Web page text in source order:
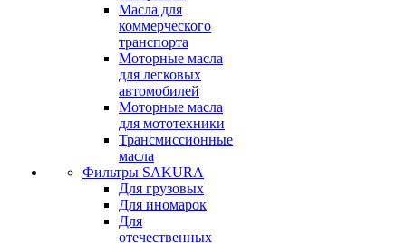
Масла для
коммерческого
транспорта
Моторные масла
для легковых
автомобилей
Моторные масла
для мототехники
Трансмиссионные
масла
Фильтры SAKURA
Для грузовых
Для иномарок
Для
отечественных